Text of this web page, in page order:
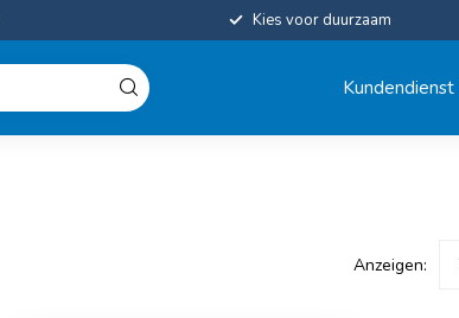
Kies voor duurzaam
Kundendienst
Anzeigen: